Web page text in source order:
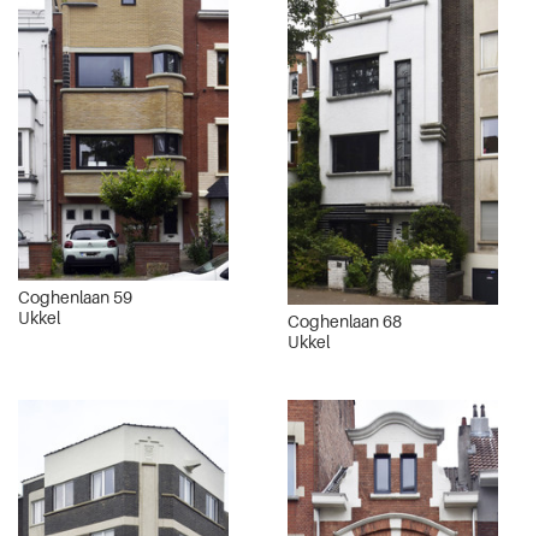
Coghenlaan 59
Ukkel
Coghenlaan 68
Ukkel